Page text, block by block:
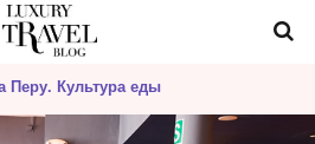
Перу. Культура еды